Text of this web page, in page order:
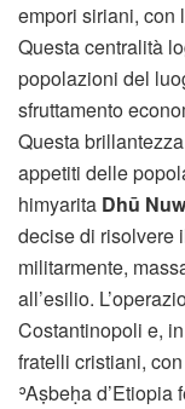
empori siriani, con
Questa centralità
popolazioni del
sfruttamento
Questa
appetiti delle
himyarita Dhū
decise di risolvere
militarmente,
all’esilio.
Costantinopoli e,
fratelli cristiani,
ʾAṣbeḥa